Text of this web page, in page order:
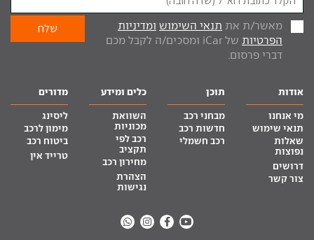
מאשר/ת את תנאי השימוש ומדיניות
הפרטיות
של iCar ומסכים/ה לקבל מכם
דברי פרסום.
אודות
מי אנחנו
תנאי שימוש
שאלות
נפוצות
דרושים
צור קשר
תוכן
מבחני רכב
חדשות רכב
רכב חשמלי
כלים ומידע
השוואת
מכוניות
רכב לפי
תקציב
מחירון רכב
הצהרת
נגישות
מדורים
ליסינג
מימון לרכב
ביטוח רכב
טרייד אין